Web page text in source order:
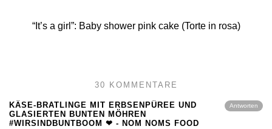
“It’s a girl”: Baby shower pink cake (Torte in rosa)
30 KOMMENTARE
Antworten
KÄSE-BRATLINGE MIT ERBSENPÜREE UND
GLASIERTEN BUNTEN MÖHREN
#WIRSINDBUNTBOOM ❤ - NOM NOMS FOOD